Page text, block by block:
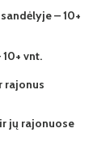
– 10+
vnt.
rajonus
jų rajonuose